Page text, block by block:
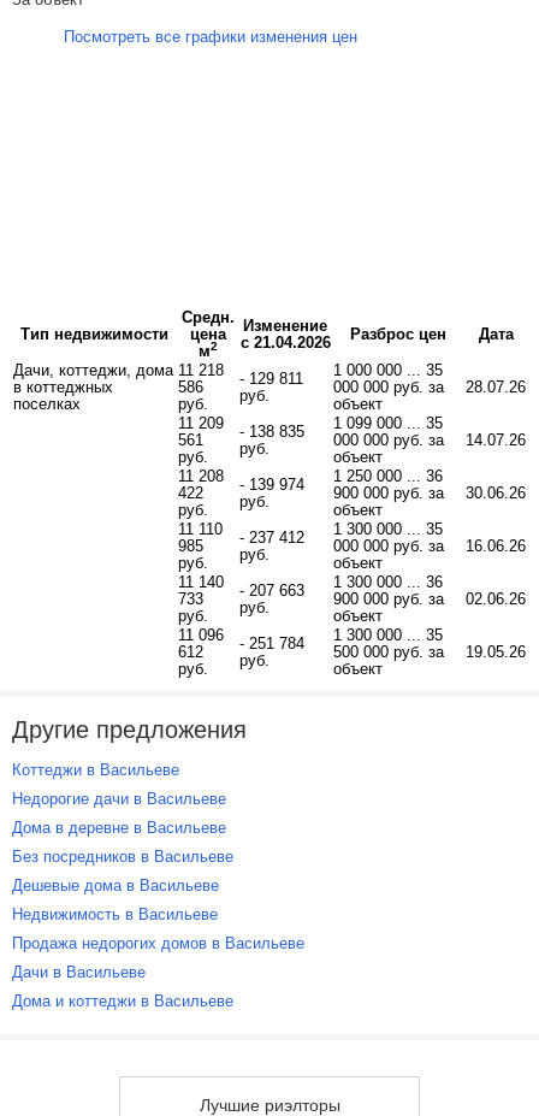
Посмотреть все графики изменения цен
Тип недвижимости
Средн.
цена
м2
Изменение
с 21.04.2026
Разброс цен
Дата
Дачи, коттеджи, дома
в коттеджных
поселках
11 218
586
руб.
- 129 811
руб.
1 000 000 ... 35
000 000 руб. за
объект
28.07.26
11 209
561
руб.
- 138 835
руб.
1 099 000 ... 35
000 000 руб. за
объект
14.07.26
11 208
422
руб.
- 139 974
руб.
1 250 000 ... 36
900 000 руб. за
объект
30.06.26
11 110
985
руб.
- 237 412
руб.
1 300 000 ... 35
000 000 руб. за
объект
16.06.26
11 140
733
руб.
- 207 663
руб.
1 300 000 ... 36
900 000 руб. за
объект
02.06.26
11 096
612
руб.
- 251 784
руб.
1 300 000 ... 35
500 000 руб. за
объект
19.05.26
Другие предложения
Коттеджи в Васильеве
Недорогие дачи в Васильеве
Дома в деревне в Васильеве
Без посредников в Васильеве
Дешевые дома в Васильеве
Недвижимость в Васильеве
Продажа недорогих домов в Васильеве
Дачи в Васильеве
Дома и коттеджи в Васильеве
Лучшие риэлторы